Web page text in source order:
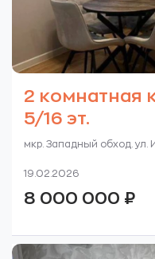
2 комнатная
5/16 эт.
мкр. Западный обход. ул.
19.02.2026
8 000 000 ₽